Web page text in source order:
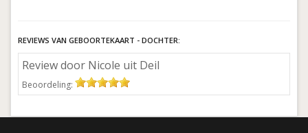
REVIEWS VAN GEBOORTEKAART - DOCHTER:
Review door Nicole uit Deil
Beoordeling: